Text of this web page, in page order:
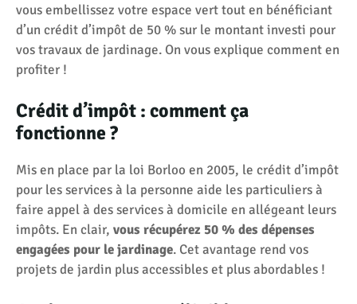
vous embellissez votre espace vert tout en bénéficiant
d’un crédit d’impôt de 50 % sur le montant investi pour
vos travaux de jardinage. On vous explique comment en
profiter !
Crédit d’impôt : comment ça
fonctionne ?
Mis en place par la loi Borloo en 2005, le crédit d’impôt
pour les services à la personne aide les particuliers à
faire appel à des services à domicile en allégeant leurs
impôts. En clair, vous récupérez 50 % des dépenses
engagées pour le jardinage. Cet avantage rend vos
projets de jardin plus accessibles et plus abordables !